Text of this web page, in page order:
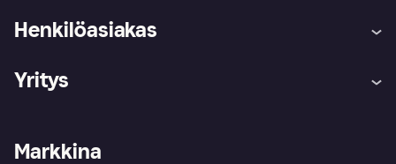
Henkilöasiakas
Ohje
Kirjaudu sisään
Tutustu kauppoihin
Yritys
Kirjaudu sisään yrityksenä
Markkina